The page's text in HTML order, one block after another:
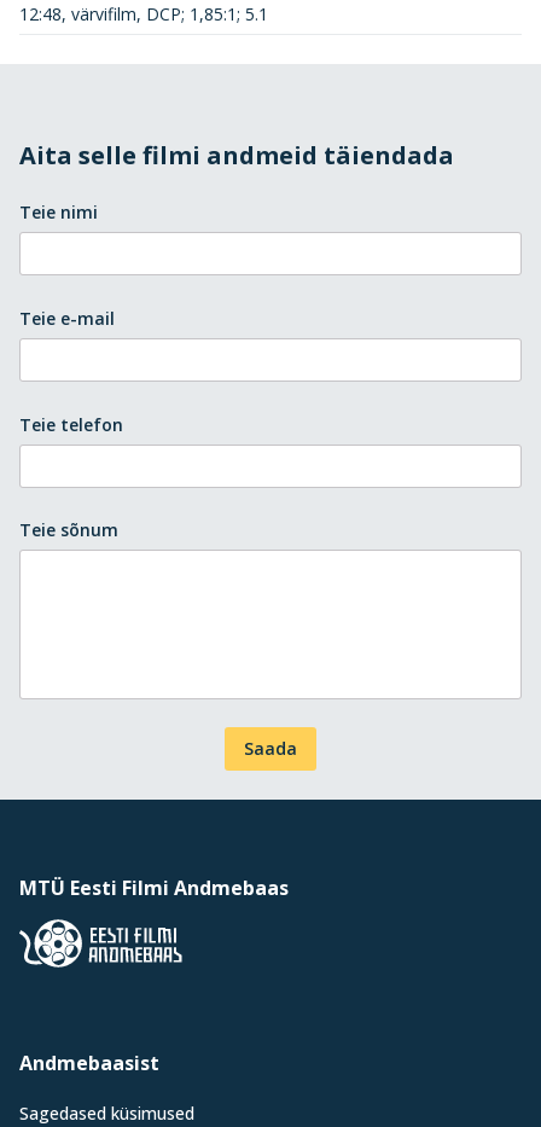
12:48, värvifilm, DCP; 1,85:1; 5.1
Aita selle filmi andmeid täiendada
Teie nimi
Teie e-mail
Teie telefon
Teie sõnum
Saada
MTÜ Eesti Filmi Andmebaas
Andmebaasist
Sagedased küsimused